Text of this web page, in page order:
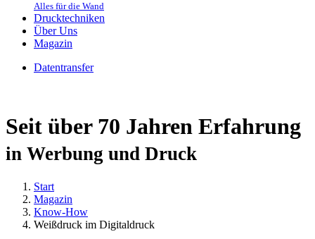
Alles für die Wand
Drucktechniken
Über Uns
Magazin
Datentransfer
Seit über 70 Jahren Erfahrung
in Werbung und Druck
Start
Magazin
Know-How
Weißdruck im Digitaldruck